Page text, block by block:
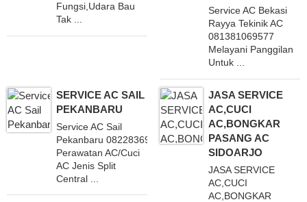
Fungsi,Udara Bau
Tak ...
Service AC Bekasi
Rayya Tekinik AC
081381069577
Melayani Panggilan
Untuk ...
SERVICE AC SAIL
PEKANBARU
Service AC Sail
Pekanbaru 082283695660 Melayani
Perawatan AC/Cuci
AC Jenis Split
Central ...
JASA SERVICE
AC,CUCI
AC,BONGKAR
PASANG AC
SIDOARJO
JASA SERVICE
AC,CUCI
AC,BONGKAR